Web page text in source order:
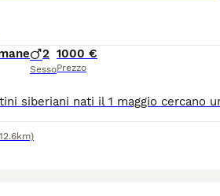
2
Sesso
1000 €
Prezzo